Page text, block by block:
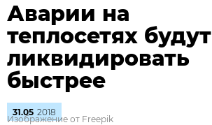
Аварии на
теплосетях будут
ликвидировать
быстрее
31.05 2018
Изображение от Freepik